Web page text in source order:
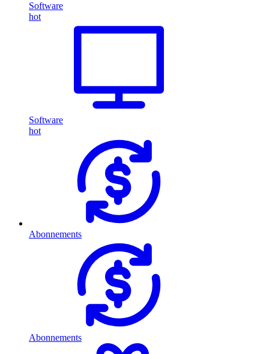
Software
hot
Software
hot
Abonnements
Abonnements